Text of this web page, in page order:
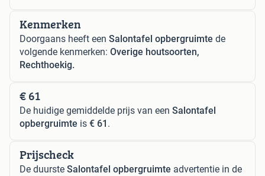
Kenmerken
Doorgaans heeft een Salontafel opbergruimte de
volgende kenmerken: Overige houtsoorten,
Rechthoekig.
€ 61
De huidige gemiddelde prijs van een Salontafel
opbergruimte is € 61 .
Prijscheck
De duurste Salontafel opbergruimte advertentie in de